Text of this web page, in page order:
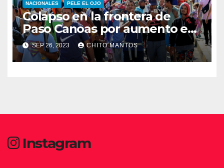
NACIONALES PELE EL OJO
Colapso en la frontera de
Paso Canoas por aumento en
la llegada de migrantes
SEP 26, 2023 CHITO MANTOS
Instagram